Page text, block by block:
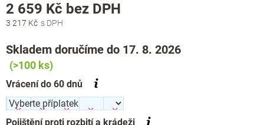
3 217 Kč
2 659 Kč bez DPH
Skladem doručíme do 17. 8. 2026
(>100 ks)
Vrácení do 60 dnů
Pojištění proti rozbití a krádeži